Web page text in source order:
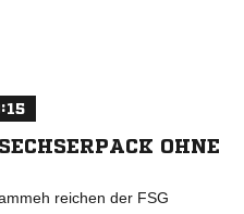
OHNE
reichen der FSG